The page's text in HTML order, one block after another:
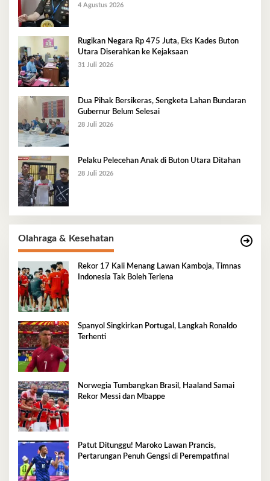
4 Agustus 2026
Rugikan Negara Rp 475 Juta, Eks Kades Buton
Utara Diserahkan ke Kejaksaan
31 Juli 2026
Dua Pihak Bersikeras, Sengketa Lahan Bundaran
Gubernur Belum Selesai
28 Juli 2026
Pelaku Pelecehan Anak di Buton Utara Ditahan
28 Juli 2026
Olahraga & Kesehatan
Rekor 17 Kali Menang Lawan Kamboja, Timnas
Indonesia Tak Boleh Terlena
Spanyol Singkirkan Portugal, Langkah Ronaldo
Terhenti
Norwegia Tumbangkan Brasil, Haaland Samai
Rekor Messi dan Mbappe
Patut Ditunggu! Maroko Lawan Prancis,
Pertarungan Penuh Gengsi di Perempatfinal